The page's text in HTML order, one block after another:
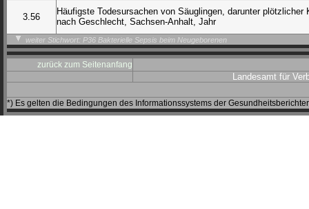
3.56
Häufigste Todesursachen von Säuglingen, darunter plötzlicher
nach Geschlecht, Sachsen-Anhalt, Jahr
weiter Stichwort: P36 Bakterielle Sepsis beim Neugeborenen
zurück zum Seitenanfang
Landesamt für
*) Es gelten die Bedingungen des Informationssystems der